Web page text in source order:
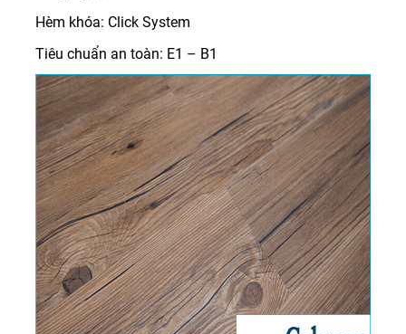
Hèm khóa: Click System
Tiêu chuẩn an toàn: E1 – B1